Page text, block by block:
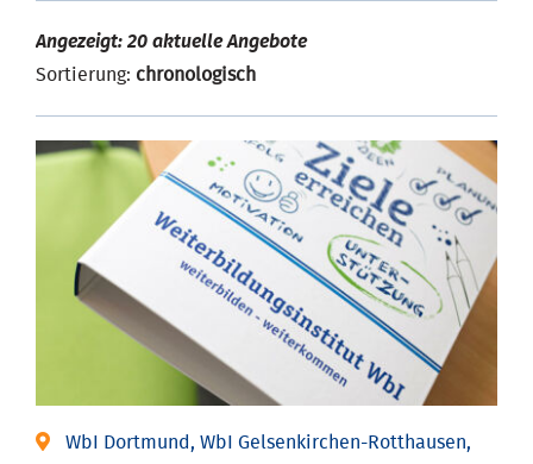
Angezeigt: 20 aktuelle Angebote
Sortierung: chronologisch
WbI Dortmund, WbI Gelsenkirchen-Rotthausen,